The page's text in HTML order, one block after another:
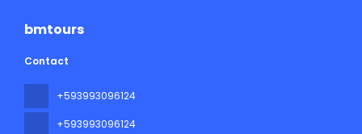
bmtours
Contact
+593993096124
+593993096124